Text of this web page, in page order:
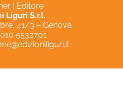
| Editore
Liguri S.r.l.
41/3 – Genova
5532701
Policy